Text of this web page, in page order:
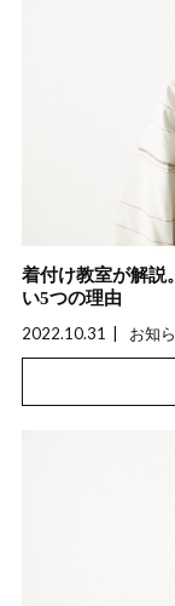
着付け教室が解説
い5つの理由
2022.10.31
お知